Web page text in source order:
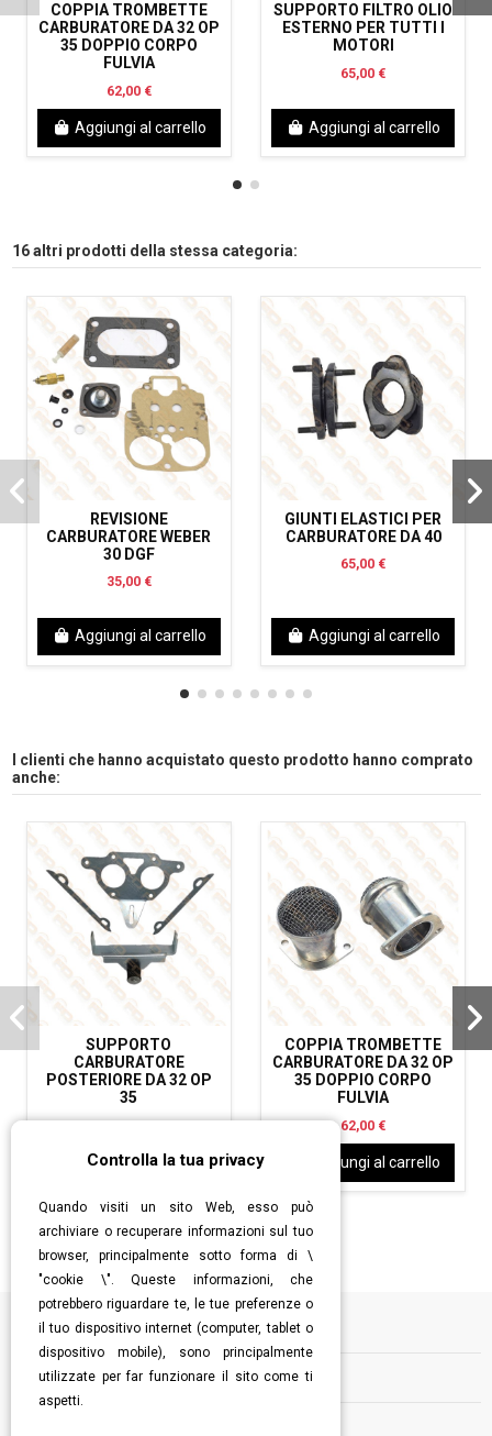
COPPIA TROMBETTE
CARBURATORE DA 32 OP
35 DOPPIO CORPO
FULVIA
62,00 €
Aggiungi al carrello
SUPPORTO FILTRO OLIO
ESTERNO PER TUTTI I
MOTORI
65,00 €
Aggiungi al carrello
16 altri prodotti della stessa categoria:
REVISIONE
CARBURATORE WEBER
30 DGF
35,00 €
Aggiungi al carrello
GIUNTI ELASTICI PER
CARBURATORE DA 40
65,00 €
Aggiungi al carrello
I clienti che hanno acquistato questo prodotto hanno comprato
anche:
SUPPORTO
CARBURATORE
POSTERIORE DA 32 OP
35
35,00 €
Aggiungi al carrello
COPPIA TROMBETTE
CARBURATORE DA 32 OP
35 DOPPIO CORPO
FULVIA
62,00 €
Aggiungi al carrello
Informazioni
Controlla la tua privacy
Quando visiti un sito Web, esso può
archiviare o recuperare informazioni sul tuo
browser, principalmente sotto forma di \
"cookie \". Queste informazioni, che
potrebbero riguardare te, le tue preferenze o
il tuo dispositivo internet (computer, tablet o
dispositivo mobile), sono principalmente
utilizzate per far funzionare il sito come ti
aspetti.